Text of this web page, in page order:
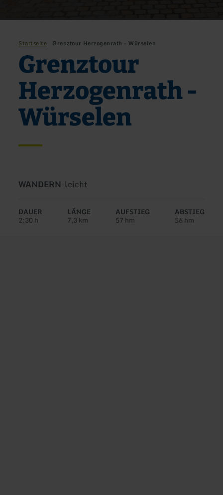
Startseite Grenztour Herzogenrath - Würselen
Grenztour
Herzogenrath -
Würselen
Art
Tour:
WANDERN-Schwierigkeit:
leicht
DAUER
2:30 h
LÄNGE
7,3 km
AUFSTIEG
57 hm
ABSTIEG
56 hm